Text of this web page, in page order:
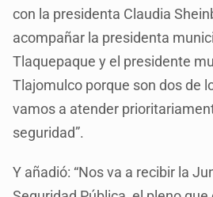
con la presidenta Claudia
acompañar la presidenta
Tlaquepaque y el presidente
Tlajomulco porque son dos de
vamos a atender
seguridad”.
Y añadió: “Nos va a recibir la